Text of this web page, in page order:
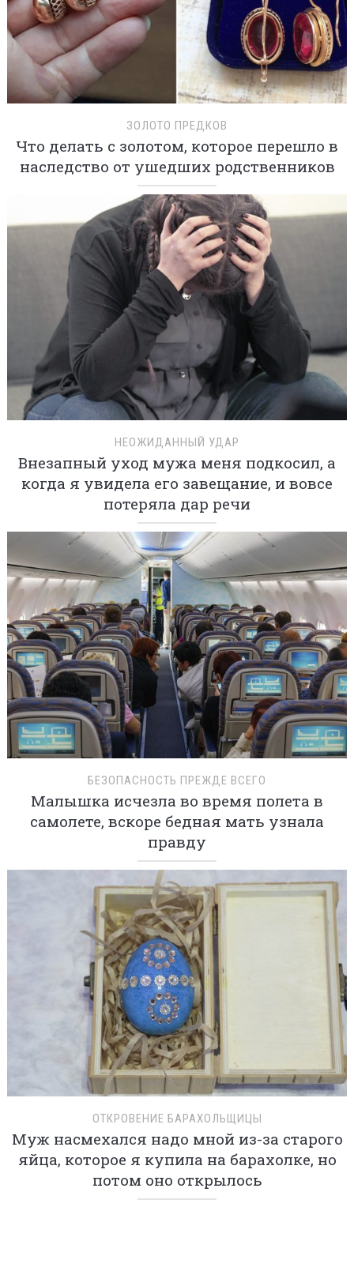
ЗОЛОТО ПРЕДКОВ
Что делать с золотом, которое перешло в
наследство от ушедших родственников
НЕОЖИДАННЫЙ УДАР
Внезапный уход мужа меня подкосил, а
когда я увидела его завещание, и вовсе
потеряла дар речи
БЕЗОПАСНОСТЬ ПРЕЖДЕ ВСЕГО
Малышка исчезла во время полета в
самолете, вскоре бедная мать узнала
правду
ОТКРОВЕНИЕ БАРАХОЛЬЩИЦЫ
Муж насмехался надо мной из-за старого
яйца, которое я купила на барахолке, но
потом оно открылось